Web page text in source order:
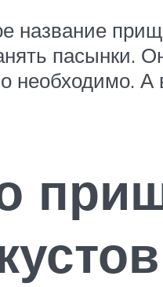
название
пасынки.
необходимо.